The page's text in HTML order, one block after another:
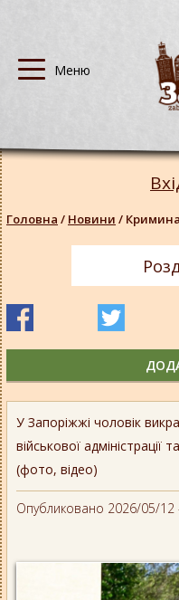
У Запоріжжі чоловік
військової адміністрації
(фото, відео)
Опубликовано 2026/05/12
Головна / Новини /